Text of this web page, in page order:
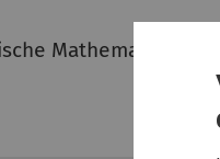
Mathematik